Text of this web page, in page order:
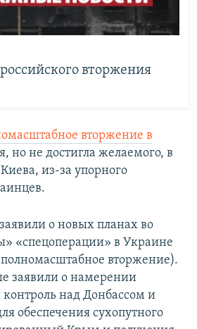
вторжения
вторжение в
но не достигла желаемого, в
из-за упорного
о новых планах во
«спецоперации» в Украине
вторжение).
заявили о намерении
над Донбассом и
обеспечения сухопутного